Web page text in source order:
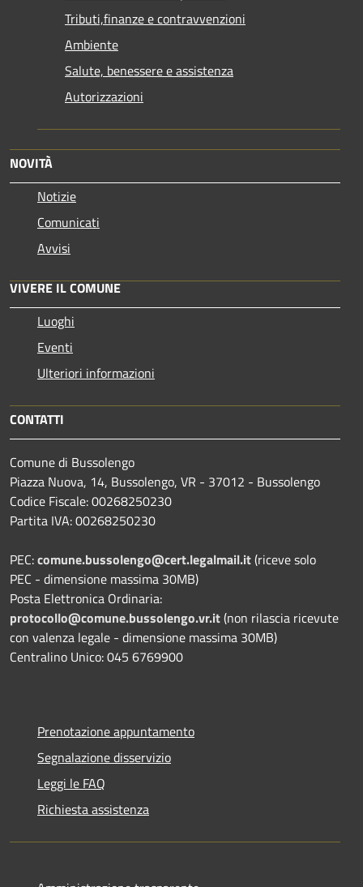
Tributi,finanze e contravvenzioni
Ambiente
Salute, benessere e assistenza
Autorizzazioni
NOVITÀ
Notizie
Comunicati
Avvisi
VIVERE IL COMUNE
Luoghi
Eventi
Ulteriori informazioni
CONTATTI
Comune di Bussolengo
Piazza Nuova, 14, Bussolengo, VR - 37012 - Bussolengo
Codice Fiscale: 00268250230
Partita IVA: 00268250230
PEC:comune.bussolengo@cert.legalmail.it(riceve solo
PEC - dimensione massima 30MB)
Posta Elettronica Ordinaria:
protocollo@comune.bussolengo.vr.it(non rilascia ricevute
con valenza legale - dimensione massima 30MB)
Centralino Unico: 045 6769900
Prenotazione appuntamento
Segnalazione disservizio
Leggi le FAQ
Richiesta assistenza